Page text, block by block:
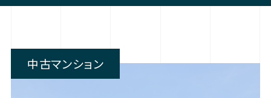
中古マンション